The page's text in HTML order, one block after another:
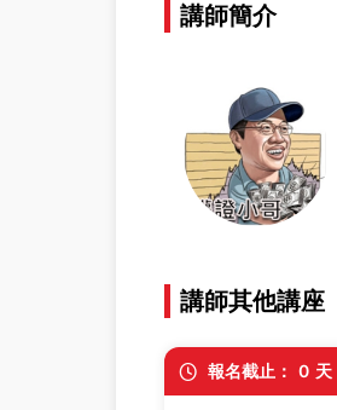
講師簡介
講師其他講座
報名截止： 0 天